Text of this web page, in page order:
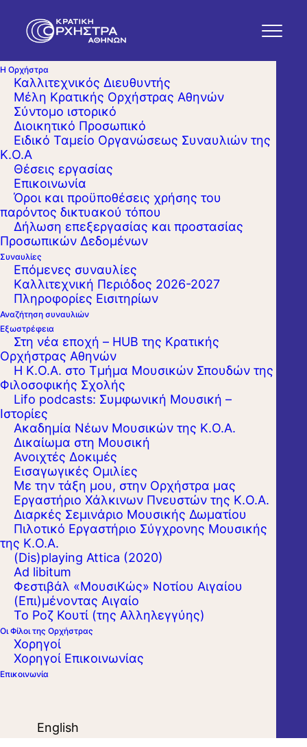
Η Ορχήστρα
Καλλιτεχνικός Διευθυντής
Μέλη Κρατικής Ορχήστρας Αθηνών
Σύντομο ιστορικό
Διοικητικό Προσωπικό
Ειδικό Ταμείο Οργανώσεως Συναυλιών της
Κ.Ο.Α
Θέσεις εργασίας
Επικοινωνία
Όροι και προϋποθέσεις χρήσης του
παρόντος δικτυακού τόπου
Δήλωση επεξεργασίας και προστασίας
Προσωπικών Δεδομένων
Συναυλίες
Επόμενες συναυλίες
Kαλλιτεχνική Περιόδος 2026-2027
Πληροφορίες Εισιτηρίων
Αναζήτηση συναυλιών
Εξωστρέφεια
Στη νέα εποχή – HUB της Κρατικής
Ορχήστρας Αθηνών
Η Κ.Ο.Α. στο Τμήμα Μουσικών Σπουδών της
Φιλοσοφικής Σχολής
Lifo podcasts: Συμφωνική Μουσική –
Ιστορίες
Ακαδημία Νέων Μουσικών της Κ.Ο.Α.
Δικαίωμα στη Μουσική
Ανοιχτές Δοκιμές
Εισαγωγικές Ομιλίες
Με την τάξη μου, στην Ορχήστρα μας
Εργαστήριo Χάλκινων Πνευστών της Κ.Ο.Α.
Διαρκές Σεμινάριο Μουσικής Δωματίου
Πιλοτικό Εργαστήριο Σύγχρονης Μουσικής
της Κ.Ο.Α.
(Dis)playing Attica (2020)
Ad libitum
Φεστιβάλ «ΜουσιΚώς» Νοτίου Αιγαίου
(Επι)μένοντας Αιγαίο
Το Ροζ Κουτί (της Αλληλεγγύης)
Οι Φίλοι της Ορχήστρας
Χορηγοί
Χορηγοί Επικοινωνίας
Επικοινωνία
English